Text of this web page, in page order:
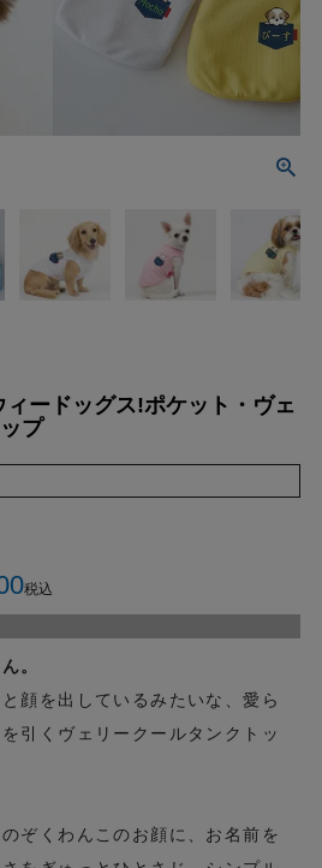
ィードッグス!ポケット・ヴェ
プ
税込
。
顔を出しているみたいな、愛ら
引くヴェリークールタンクトッ
ぞくわんこのお顔に、お名前を